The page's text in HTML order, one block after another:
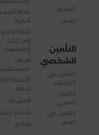
شركة
أميريكا
الشراكة مع
إس إتش
إنترناشونال
تعريف
الأسئلة
تداولا
اتصل بنا
تقديم
نماذج
الفيديو
الصور
التأمين
الشخصي
التأمين على
المركبات
التأمين
الصحي
التأمين على
السفر